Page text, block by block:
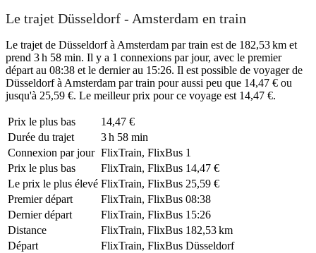
Le trajet Düsseldorf - Amsterdam en train
Le trajet de Düsseldorf à Amsterdam par train est de 182,53 km et
prend 3 h 58 min. Il y a 1 connexions par jour, avec le premier
départ au 08:38 et le dernier au 15:26. Il est possible de voyager de
Düsseldorf à Amsterdam par train pour aussi peu que 14,47 € ou
jusqu'à 25,59 €. Le meilleur prix pour ce voyage est 14,47 €.
Prix ​​le plus bas
14,47 €
Durée du trajet
3 h 58 min
Connexion par jour FlixTrain, FlixBus 1
Prix ​​le plus bas
FlixTrain, FlixBus 14,47 €
Le prix le plus élevé FlixTrain, FlixBus 25,59 €
Premier départ
FlixTrain, FlixBus 08:38
Dernier départ
FlixTrain, FlixBus 15:26
Distance
FlixTrain, FlixBus 182,53 km
Départ
FlixTrain, FlixBus Düsseldorf